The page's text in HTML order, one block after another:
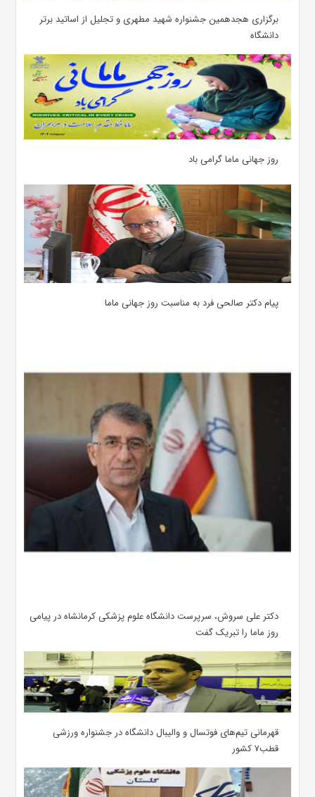
برگزاری هجدهمین جشنواره شهید مطهری و تجلیل از اساتید برتر
دانشگاه
روز جهانی ماما گرامی باد
پیام دکتر صالحی فرد به مناسبت روز جهانی ماما
دکتر علی سروش، سرپرست دانشگاه علوم پزشکی کرمانشاه در پیامی
روز ماما را تبریک گفت
قهرمانی تیم‌های فوتسال و والیبال دانشگاه در جشنواره ورزشی
قطب۷ کشور